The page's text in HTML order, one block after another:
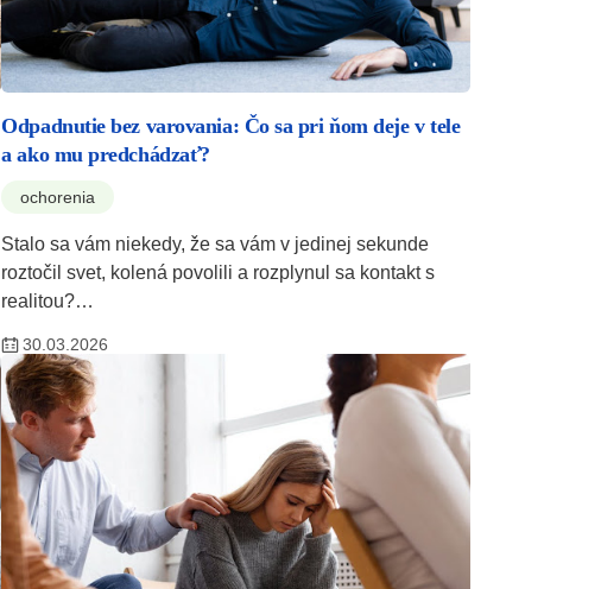
Odpadnutie bez varovania: Čo sa pri ňom deje v tele
a ako mu predchádzať?
ochorenia
Stalo sa vám niekedy, že sa vám v jedinej sekunde
roztočil svet, kolená povolili a rozplynul sa kontakt s
realitou?…
30.03.2026